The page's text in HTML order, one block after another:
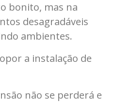
bonito, mas na
desagradáveis
ambientes.
a instalação de
não se perderá e